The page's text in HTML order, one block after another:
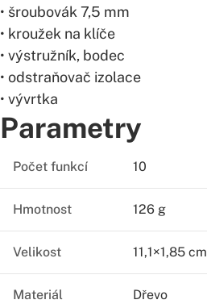
• šroubovák 7,5 mm
• kroužek na klíče
• výstružník, bodec
• odstraňovač izolace
• vývrtka
Parametry
Počet funkcí 10
Hmotnost 126 g
Velikost 11,1×1,85 cm
Materiál Dřevo